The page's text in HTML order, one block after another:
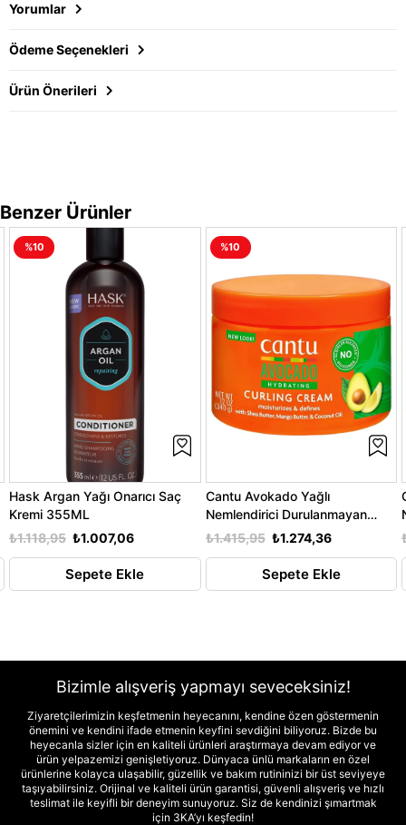
Yorumlar
Ödeme Seçenekleri
Ürün Önerileri
Benzer Ürünler
Hask Argan Yağı Onarıcı Saç
Kremi 355ML
₺1.007,06
₺1.118,95
Sepete Ekle
%10
Cantu Avokado Yağlı
Nemlendirici Durulanmayan
Bukle Kremi 340GR
₺1.274,36
₺1.415,95
Sepete Ekle
%10
Bizimle alışveriş yapmayı seveceksiniz!
Ziyaretçilerimizin keşfetmenin heyecanını, kendine özen göstermenin
önemini ve kendini ifade etmenin keyfini sevdiğini biliyoruz. Bizde bu
heyecanla sizler için en kaliteli ürünleri araştırmaya devam ediyor ve
ürün yelpazemizi genişletiyoruz. Dünyaca ünlü markaların en özel
ürünlerine kolayca ulaşabilir, güzellik ve bakım rutininizi bir üst seviyeye
taşıyabilirsiniz. Orijinal ve kaliteli ürün garantisi, güvenli alışveriş ve hızlı
teslimat ile keyifli bir deneyim sunuyoruz. Siz de kendinizi şımartmak
için 3KA’yı keşfedin!